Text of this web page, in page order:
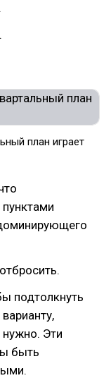
план играет
подтолкнуть
Эти
быть